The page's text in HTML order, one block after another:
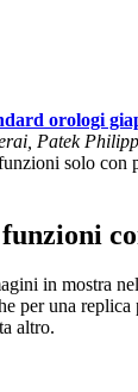
orologi
Patek
solo con
in mostra
per una
altro.